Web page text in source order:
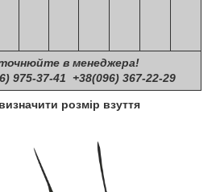
в менеджера!
975-37-41 +38(096) 367-22-29
розмір взуття